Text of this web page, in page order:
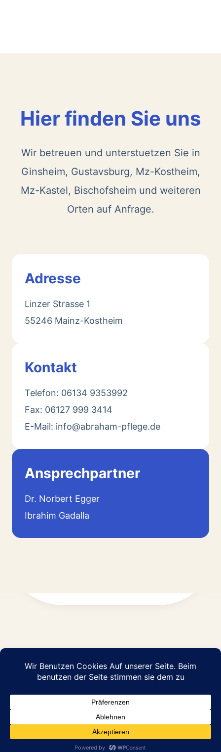
Hier finden Sie uns
Wir betreuen und unterstuetzen Sie in
Ginsheim, Gustavsburg, Mz-Kostheim,
Mz-Kastel, Bischofsheim und weiteren
Orten auf Anfrage.
Adresse
Linzer Strasse 1
55246 Mainz-Kostheim
Kontakt
Telefon: 06134 9353992
Fax: 06127 999 3414
E-Mail: info@abraham-pflege.de
Ansprechpartner
Dr. Norbert Egger
Ibrahim Gadalla
© 2026 Abraham Pflege GmbH